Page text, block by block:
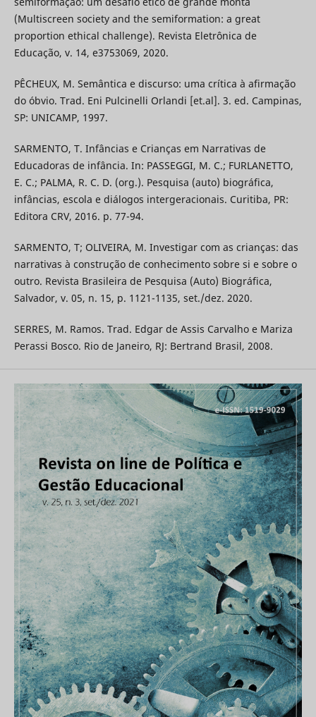
(Multiscreen society and the semiformation: a great
proportion ethical challenge). Revista Eletrônica de
Educação, v. 14, e3753069, 2020.
PÊCHEUX, M. Semântica e discurso: uma crítica à afirmação
do óbvio. Trad. Eni Pulcinelli Orlandi [et.al]. 3. ed. Campinas,
SP: UNICAMP, 1997.
SARMENTO, T. Infâncias e Crianças em Narrativas de
Educadoras de infância. In: PASSEGGI, M. C.; FURLANETTO,
E. C.; PALMA, R. C. D. (org.). Pesquisa (auto) biográfica,
infâncias, escola e diálogos intergeracionais. Curitiba, PR:
Editora CRV, 2016. p. 77-94.
SARMENTO, T; OLIVEIRA, M. Investigar com as crianças: das
narrativas à construção de conhecimento sobre si e sobre o
outro. Revista Brasileira de Pesquisa (Auto) Biográfica,
Salvador, v. 05, n. 15, p. 1121-1135, set./dez. 2020.
SERRES, M. Ramos. Trad. Edgar de Assis Carvalho e Mariza
Perassi Bosco. Rio de Janeiro, RJ: Bertrand Brasil, 2008.